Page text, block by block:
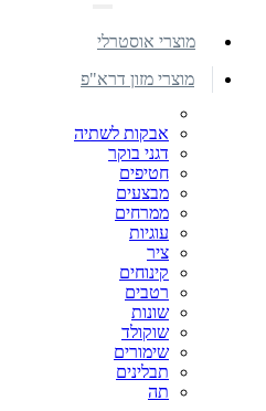
מוצרי אוסטרלי
מוצרי מזון דרא"פ
אבקות לשתיה
דגני בוקר
חטיפים
מבצעים
ממרחים
עוגיות
ציר
קינוחים
רטבים
שונות
שוקולד
שימורים
תבלינים
תה